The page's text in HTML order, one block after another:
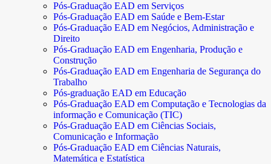
Pós-Graduação EAD em Serviços
Pós-Graduação EAD em Saúde e Bem-Estar
Pós-Graduação EAD em Negócios, Administração e
Direito
Pós-Graduação EAD em Engenharia, Produção e
Construção
Pós-Graduação EAD em Engenharia de Segurança do
Trabalho
Pós-graduação EAD em Educação
Pós-Graduação EAD em Computação e Tecnologias da
informação e Comunicação (TIC)
Pós-Graduação EAD em Ciências Sociais,
Comunicação e Informação
Pós-Graduação EAD em Ciências Naturais,
Matemática e Estatística